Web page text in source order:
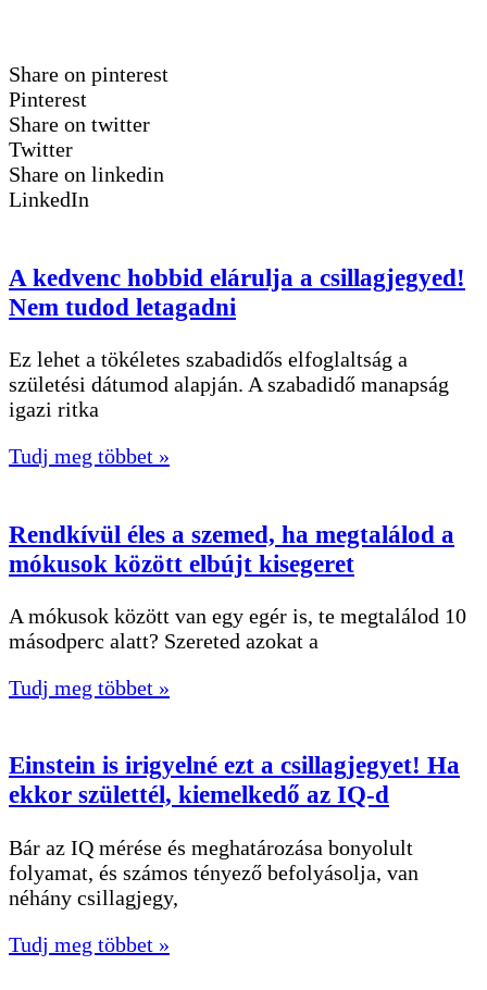
Share on pinterest
Pinterest
Share on twitter
Twitter
Share on linkedin
LinkedIn
A kedvenc hobbid elárulja a csillagjegyed!
Nem tudod letagadni
Ez lehet a tökéletes szabadidős elfoglaltság a
születési dátumod alapján. A szabadidő manapság
igazi ritka
Tudj meg többet »
Rendkívül éles a szemed, ha megtalálod a
mókusok között elbújt kisegeret
A mókusok között van egy egér is, te megtalálod 10
másodperc alatt? Szereted azokat a
Tudj meg többet »
Einstein is irigyelné ezt a csillagjegyet! Ha
ekkor születtél, kiemelkedő az IQ-d
Bár az IQ mérése és meghatározása bonyolult
folyamat, és számos tényező befolyásolja, van
néhány csillagjegy,
Tudj meg többet »